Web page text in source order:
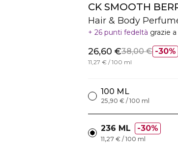
CK SMOOTH
Hair & Body
26 punti fedeltà grazie
30%
26,60 €38,00 €
11,27 € / 100 ml
100 ML
25,90 € / 100 ml
236 ML 30%
11,27 € / 100 ml